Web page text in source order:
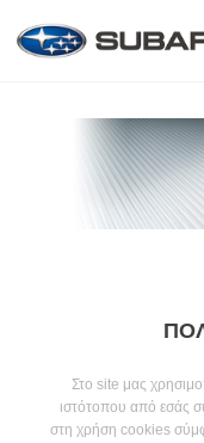
Μοντέλα
Ανταλλακτικά
Στο site μας
ιστότοπου από εσάς
στη χρήση cookies